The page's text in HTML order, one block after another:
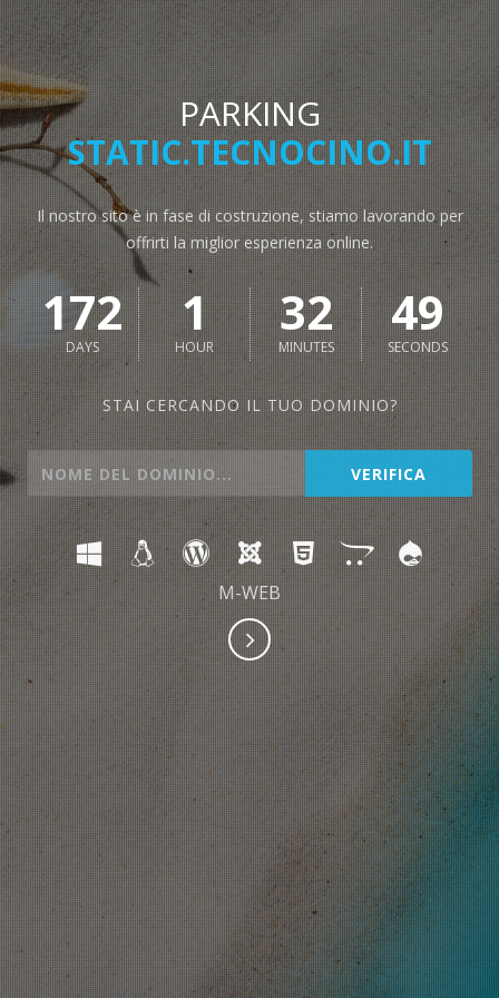
PARKING
STATIC.TECNOCINO.IT
Il nostro sito è in fase di costruzione, stiamo lavorando per
offrirti la miglior esperienza online.
172
DAYS
1
HOUR
32
MINUTES
48
SECONDS
STAI CERCANDO IL TUO DOMINIO?
M-WEB